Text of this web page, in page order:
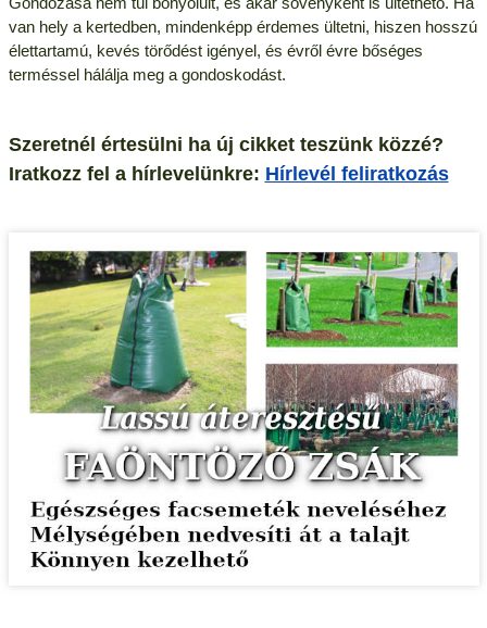
van hely a kertedben, mindenképp érdemes ültetni, hiszen hosszú
élettartamú, kevés törődést igényel, és évről évre bőséges
terméssel hálálja meg a gondoskodást.
Szeretnél értesülni ha új cikket teszünk közzé?
Iratkozz fel a hírlevelünkre: Hírlevél feliratkozás